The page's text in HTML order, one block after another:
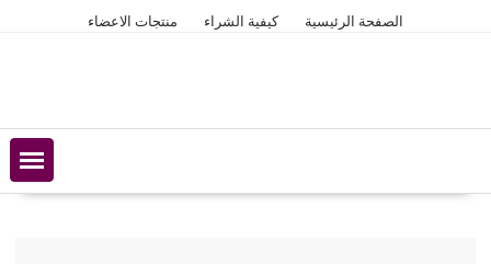
الصفحة الرئيسية كيفية الشراء منتجات الاعضاء